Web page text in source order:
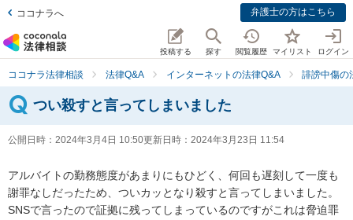
ココナラへ 弁護士の方はこちら
投稿する 探す 閲覧履歴 マイリスト ログイン
ココナラ法律相談 法律Q&A インターネットの法律Q&A 誹謗中傷の
つい殺すと言ってしまいました
公開日時： 2024年3月4日 10:50更新日時： 2024年3月23日 11:54
アルバイトの勤務態度があまりにもひどく、何回も遅刻して一度も
謝罪なしだったため、ついカッとなり殺すと言ってしまいました。
SNSで言ったので証拠に残ってしまっているのですがこれは脅迫罪